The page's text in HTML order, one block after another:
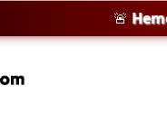
Hemen